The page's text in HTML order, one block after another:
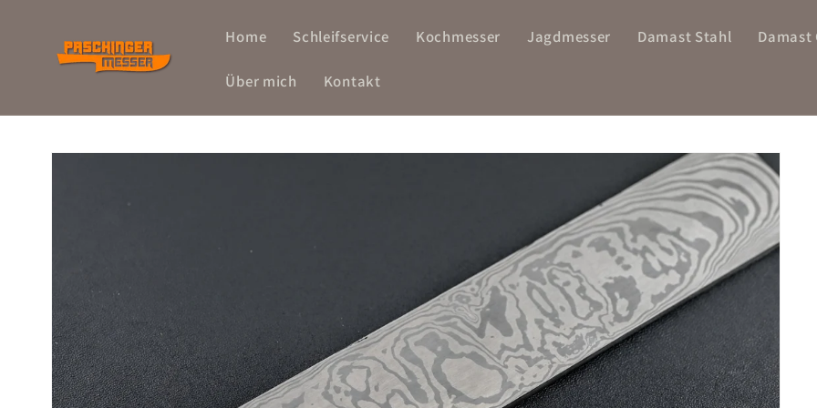
Inhalt
Home Schleifservice Kochmesser Jagdmesser Damast Stahl Damast
Über mich Kontakt